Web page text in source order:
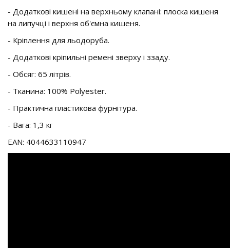
- Додаткові кишені на верхньому клапані: плоска кишеня
на липучці і верхня об'ємна кишеня.
- Кріплення для льодоруба.
- Додаткові кріпильні ремені зверху і ззаду.
- Обсяг: 65 літрів.
- Тканина: 100% Polyester.
- Практична пластикова фурнітура.
- Вага: 1,3 кг
EAN: 4044633110947